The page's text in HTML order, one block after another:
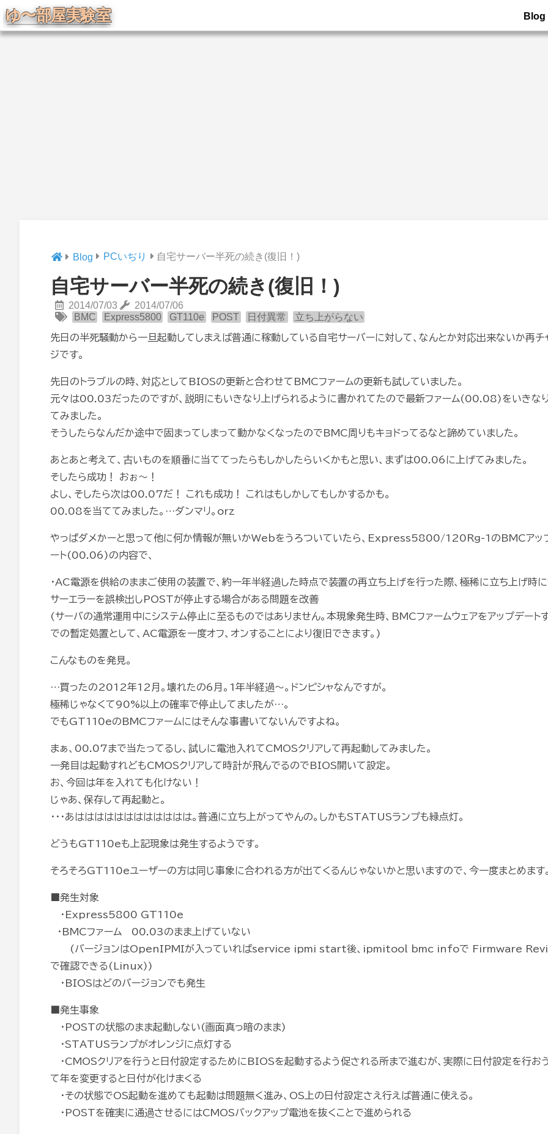
Blog
Blog PCいぢり 自宅サーバー半死の続き(復旧！)
自宅サーバー半死の続き(復旧！)
2014/07/03
2014/07/06
BMC
Express5800 GT110e POST 日付異常 立ち上がらない
先日の半死騒動から一旦起動してしまえば普通に稼動している自宅サーバーに対して、なんとか対応出来ないか再チ
ジです。
先日のトラブルの時、対応としてBIOSの更新と合わせてBMCファームの更新も試していました。
元々は00.03だったのですが、説明にもいきなり上げられるように書かれてたので最新ファーム(00.08)をいきな
てみました。
そうしたらなんだか途中で固まってしまって動かなくなったのでBMC周りもキョドってるなと諦めていました。
あとあと考えて、古いものを順番に当ててったらもしかしたらいくかもと思い、まずは00.06に上げてみました。
そしたら成功！ おぉ～！
よし、そしたら次は00.07だ！ これも成功！ これはもしかしてもしかするかも。
00.08を当ててみました。…ダンマリ。orz
やっぱダメかーと思って他に何か情報が無いかWebをうろついていたら、Express5800/120Rg-1のBMCアッ
ート(00.06)の内容で、
・AC電源を供給のままご使用の装置で、約一年半経過した時点で装置の再立ち上げを行った際、極稀に立ち上げ時
サーエラーを誤検出しPOSTが停止する場合がある問題を改善
(サーバの通常運用中にシステム停止に至るものではありません。本現象発生時、BMCファームウェアをアップデート
での暫定処置として、AC電源を一度オフ、オンすることにより復旧できます。)
こんなものを発見。
…買ったの2012年12月。壊れたの6月。1年半経過～。ドンピシャなんですが。
極稀じゃなくて90%以上の確率で停止してましたが…。
でもGT110eのBMCファームにはそんな事書いてないんですよね。
まぁ、00.07まで当たってるし、試しに電池入れてCMOSクリアして再起動してみました。
一発目は起動すれどもCMOSクリアして時計が飛んでるのでBIOS開いて設定。
お、今回は年を入れても化けない！
じゃあ、保存して再起動と。
・・・あはははははははははははは。普通に立ち上がってやんの。しかもSTATUSランプも緑点灯。
どうもGT110eも上記現象は発生するようです。
そろそろGT110eユーザーの方は同じ事象に合われる方が出てくるんじゃないかと思いますので、今一度まとめます
■発生対象
・Express5800 GT110e
・BMCファーム 00.03のまま上げていない
(バージョンはOpenIPMIが入っていればservice ipmi start後、ipmitool bmc infoで Firmware
で確認できる(Linux))
・BIOSはどのバージョンでも発生
■発生事象
・POSTの状態のまま起動しない(画面真っ暗のまま)
・STATUSランプがオレンジに点灯する
・CMOSクリアを行うと日付設定するためにBIOSを起動するよう促される所まで進むが、実際に日付設定を行お
て年を変更すると日付が化けまくる
・その状態でOS起動を進めても起動は問題無く進み、OS上の日付設定さえ行えば普通に使える。
・POSTを確実に通過させるにはCMOSバックアップ電池を抜くことで進められる